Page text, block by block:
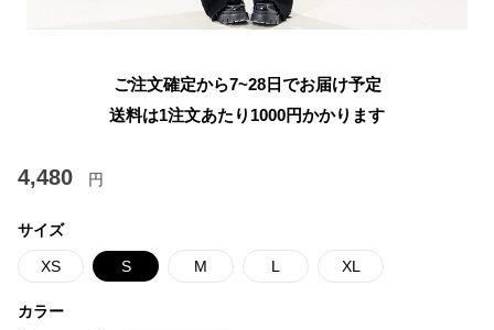
ご注文確定から7~28日でお届け予定
送料は1注文あたり 1000円かかります
4,480 円
サイズ
XS S M L XL
カラー